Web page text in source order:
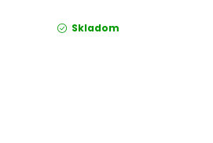
Skladom